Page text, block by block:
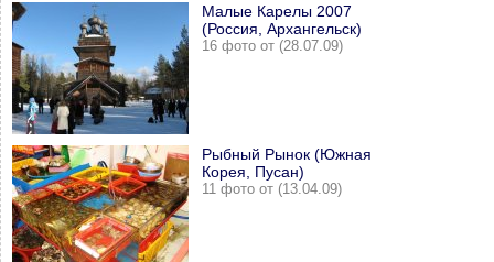
Малые Карелы 2007
(Россия, Архангельск)
16 фото от (28.07.09)
Рыбный Рынок (Южная
Корея, Пусан)
11 фото от (13.04.09)